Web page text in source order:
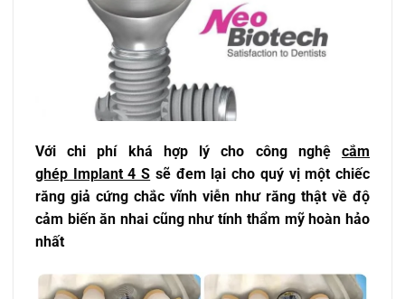
Với chi phí khá hợp lý cho công nghệ cắm
ghép Implant 4 S sẽ đem lại cho quý vị một chiếc
răng giả cứng chắc vĩnh viễn như răng thật về độ
cảm biến ăn nhai cũng như tính thẩm mỹ hoàn hảo
nhất